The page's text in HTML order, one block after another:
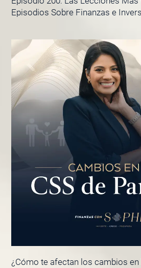
Episodios Sobre Finanzas e
¿Cómo te afectan los cambios en